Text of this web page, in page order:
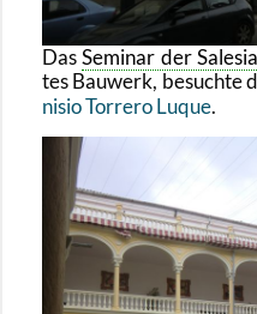
DasSe­mi­nar der
tes Bau­werk, be­such­te
ni­sio Tor­re­ro Luque.